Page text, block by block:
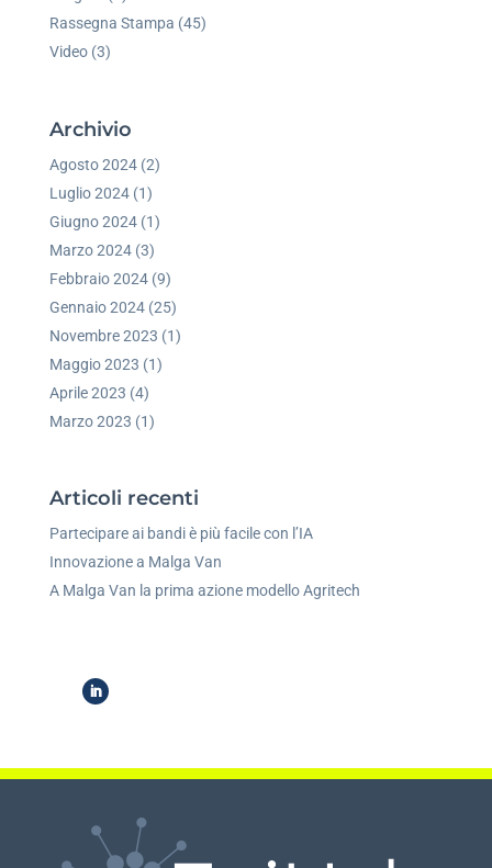
Rassegna Stampa (45)
Video(3)
Archivio
Agosto 2024(2)
Luglio 2024(1)
Giugno 2024(1)
Marzo 2024(3)
Febbraio 2024(9)
Gennaio 2024(25)
Novembre 2023 (1)
Maggio 2023 (1)
Aprile 2023 (4)
Marzo 2023 (1)
Articoli recenti
Partecipare ai bandi è più facile con l’IA
Innovazione a Malga Van
A Malga Van la prima azione modello Agritech